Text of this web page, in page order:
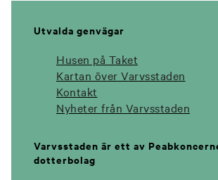
Utvalda genvägar
Husen på Taket
Kartan över Varvsstaden
Kontakt
Nyheter från Varvsstaden
Varvsstaden är ett av
dotterbolag